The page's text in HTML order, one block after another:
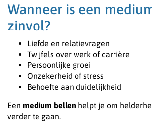
Wanneer is een
zinvol?
Liefde en relatievragen
Twijfels over werk of carrière
Persoonlijke groei
Onzekerheid of stress
Behoefte aan duidelijkheid
Een medium bellen helpt je om
verder te gaan.